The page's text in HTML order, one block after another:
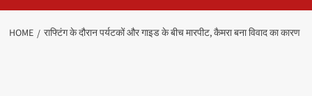
HOME राफ्टिंग के दौरान पर्यटकों और गाइड के बीच मारपीट, कैमरा बना विवाद का कारण